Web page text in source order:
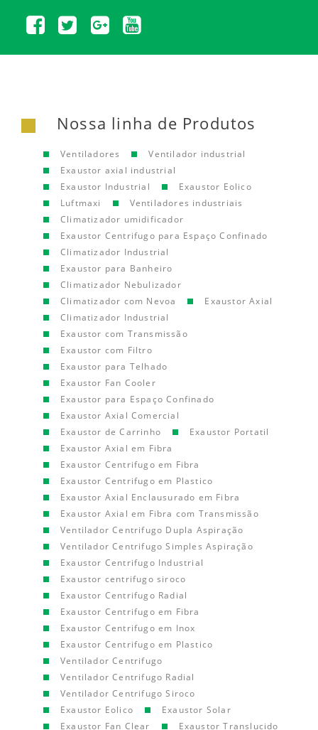
Nossa linha de Produtos
Ventiladores
Ventilador industrial
Exaustor axial industrial
Exaustor Industrial
Exaustor Eolico
Luftmaxi
Ventiladores industriais
Climatizador umidificador
Exaustor Centrifugo para Espaço Confinado
Climatizador Industrial
Exaustor para Banheiro
Climatizador Nebulizador
Climatizador com Nevoa
Exaustor Axial
Climatizador Industrial
Exaustor com Transmissão
Exaustor com Filtro
Exaustor para Telhado
Exaustor Fan Cooler
Exaustor para Espaço Confinado
Exaustor Axial Comercial
Exaustor de Carrinho
Exaustor Portatil
Exaustor Axial em Fibra
Exaustor Centrifugo em Fibra
Exaustor Centrifugo em Plastico
Exaustor Axial Enclausurado em Fibra
Exaustor Axial em Fibra com Transmissão
Ventilador Centrifugo Dupla Aspiração
Ventilador Centrifugo Simples Aspiração
Exaustor Centrifugo Industrial
Exaustor centrifugo siroco
Exaustor Centrifugo Radial
Exaustor Centrifugo em Fibra
Exaustor Centrifugo em Inox
Exaustor Centrifugo em Plastico
Ventilador Centrifugo
Ventilador Centrifugo Radial
Ventilador Centrifugo Siroco
Exaustor Eolico
Exaustor Solar
Exaustor Fan Clear
Exaustor Translucido